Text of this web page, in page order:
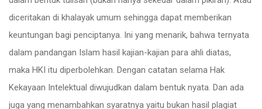
diceritakan di khalayak umum sehingga dapat memberikan
keuntungan bagi penciptanya. Ini yang menarik, bahwa ternyata
dalam pandangan Islam hasil kajian-kajian para ahli diatas,
maka HKI itu diperbolehkan. Dengan catatan selama Hak
Kekayaan Intelektual diwujudkan dalam bentuk nyata. Dan ada
juga yang menambahkan syaratnya yaitu bukan hasil plagiat